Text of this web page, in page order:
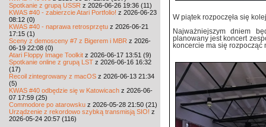
Spotkanie z grupą USSR z 2026-06-26 19:36 (11)
KWAS #40 - zabierzcie Atari Portfolio! z 2026-06-23
08:12 (0)
KWAS #40 - naprawa retrosprzętu z 2026-06-21
17:15 (1)
Sceny z demosceny #7 z Bigerem i MBR z 2026-
06-19 22:08 (0)
Atari Floppy Image Toolkit z 2026-06-17 13:51 (9)
Spotkanie online z grupą LST z 2026-06-16 16:32
(17)
Recoil zintegrowany z macOS z 2026-06-13 21:34
(5)
KWAS #40 odbędzie się w Katowicach z 2026-06-
07 17:59 (25)
Commodore po atarowsku z 2026-05-28 21:50 (21)
Urządzenie z rekordowo szybką transmisją SIO! z
2026-05-24 20:57 (116)
W piątek rozpoczęła się
Najważniejszym dniem
planowany jest koncert
koncercie ma się rozpocząć